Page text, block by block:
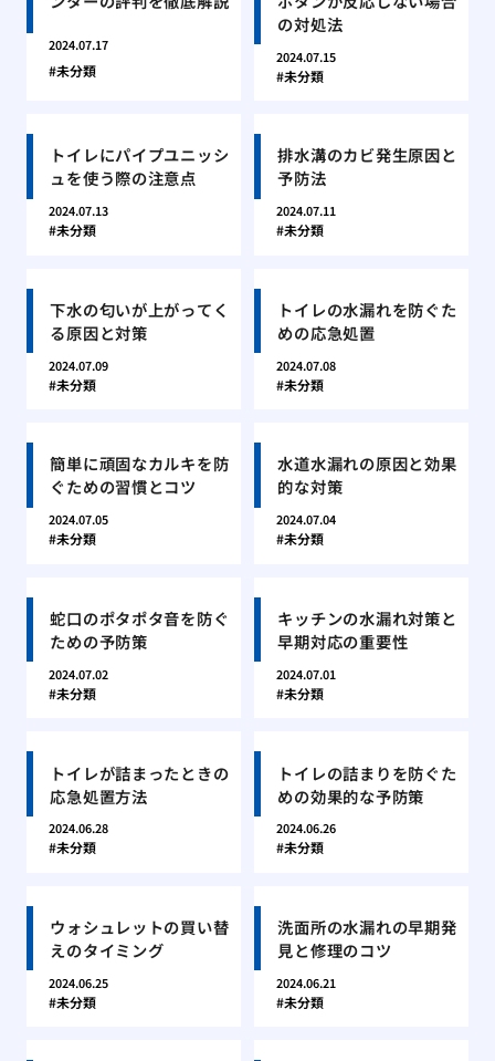
2024.07.17
未分類
の対処法
2024.07.15
未分類
トイレにパイプユニッシ
ュを使う際の注意点
2024.07.13
未分類
排水溝のカビ発生原因と
予防法
2024.07.11
未分類
下水の匂いが上がってく
る原因と対策
2024.07.09
未分類
トイレの水漏れを防ぐた
めの応急処置
2024.07.08
未分類
簡単に頑固なカルキを防
ぐための習慣とコツ
2024.07.05
未分類
水道水漏れの原因と効果
的な対策
2024.07.04
未分類
蛇口のポタポタ音を防ぐ
ための予防策
2024.07.02
未分類
キッチンの水漏れ対策と
早期対応の重要性
2024.07.01
未分類
トイレが詰まったときの
応急処置方法
2024.06.28
未分類
トイレの詰まりを防ぐた
めの効果的な予防策
2024.06.26
未分類
ウォシュレットの買い替
えのタイミング
2024.06.25
未分類
洗面所の水漏れの早期発
見と修理のコツ
2024.06.21
未分類